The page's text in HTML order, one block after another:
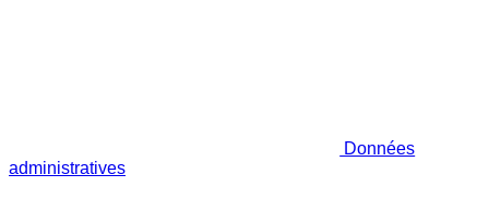
Données
administratives